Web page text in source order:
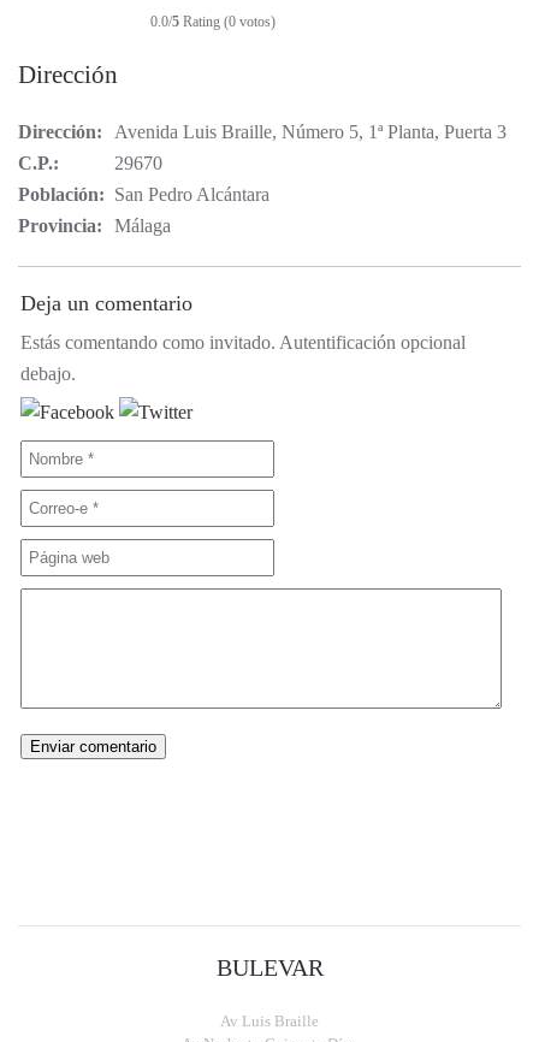
0.0/5 Rating (0 votos)
Dirección
Dirección:
Avenida Luis Braille, Número 5, 1ª Planta, Puerta 3
C.P.:
29670
Población: San Pedro Alcántara
Provincia:
Málaga
Deja un comentario
Estás comentando como invitado. Autentificación opcional
debajo.
BULEVAR
Av Luis Braille